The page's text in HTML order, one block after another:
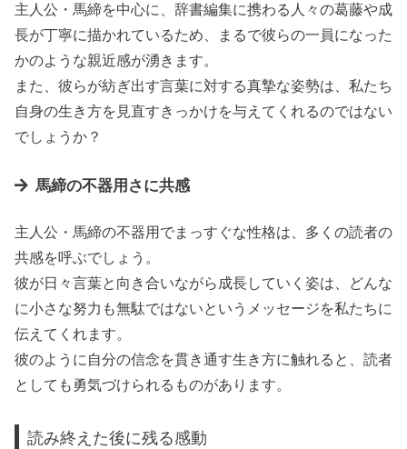
主人公・馬締を中心に、辞書編集に携わる人々の葛藤や成
長が丁寧に描かれているため、まるで彼らの一員になった
かのような親近感が湧きます。
また、彼らが紡ぎ出す言葉に対する真摯な姿勢は、私たち
自身の生き方を見直すきっかけを与えてくれるのではない
でしょうか？
馬締の不器用さに共感
主人公・馬締の不器用でまっすぐな性格は、多くの読者の
共感を呼ぶでしょう。
彼が日々言葉と向き合いながら成長していく姿は、どんな
に小さな努力も無駄ではないというメッセージを私たちに
伝えてくれます。
彼のように自分の信念を貫き通す生き方に触れると、読者
としても勇気づけられるものがあります。
読み終えた後に残る感動